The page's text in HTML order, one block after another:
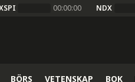
00:00:00 NDX
BÖRS VETENSKAP BOK